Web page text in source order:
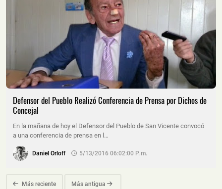
Defensor del Pueblo Realizó Conferencia de Prensa por Dichos de
Concejal
En la mañana de hoy el Defensor del Pueblo de San Vicente convocó
a una conferencia de prensa en l…
Daniel Orloff 5/13/2016 06:02:00 P. M.
Más reciente Más antigua